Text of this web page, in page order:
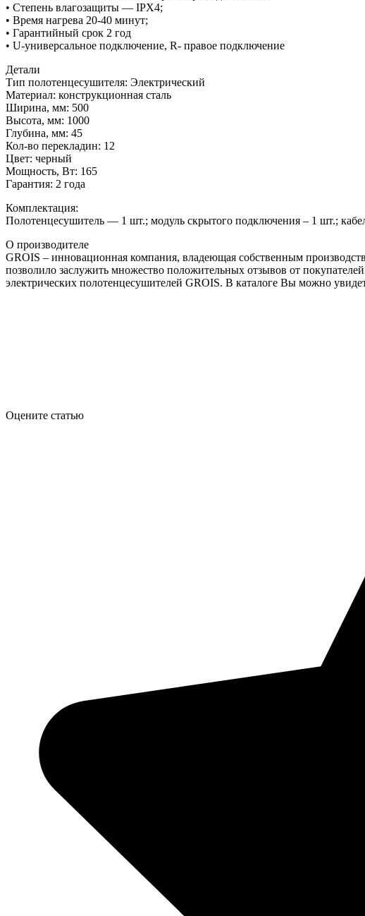
• Степень влагозащиты — IPX4;
• Время нагрева 20-40 минут;
• Гарантийный срок 2 год
• U-универсальное подключение, R- правое подключение
Детали
Тип полотенцесушителя: Электрический
Материал: конструкционная сталь
Ширина, мм: 500
Высота, мм: 1000
Глубина, мм: 45
Кол-во перекладин: 12
Цвет: черный
Мощность, Вт: 165
Гарантия: 2 года
Комплектация:
Полотенцесушитель — 1 шт.; модуль скрытого подключения – 1 шт.;
О производителе
GROIS – инновационная компания, владеющая собственным
позволило заслужить множество положительных отзывов от
электрических полотенцесушителей GROIS. В каталоге Вы можно
Оцените статью